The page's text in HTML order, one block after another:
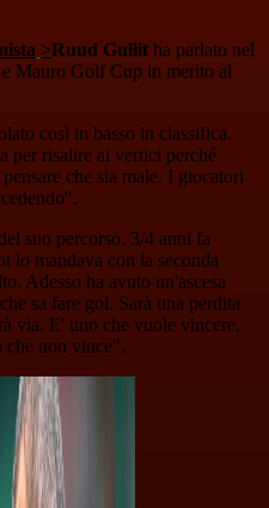
>Ruud Gullit ha parlato nel
Mauro Golf Cup in merito al
così in basso in classifica.
per risalire ai vertici perché
che sia male. I giocatori
suo percorso. 3/4 anni fa
lo mandava con la seconda
Adesso ha avuto un'ascesa
sa fare gol. Sarà una perdita
via. E' uno che vuole vincere,
che non vince".